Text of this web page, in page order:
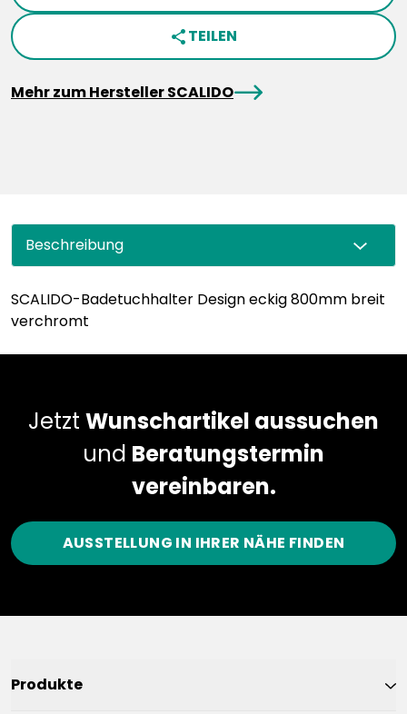
share TEILEN
Mehr zum Hersteller SCALIDOarrowRight
Beschreibung
SCALIDO-Badetuchhalter Design eckig 800mm breit
verchromt
Jetzt Wunschartikel aussuchen
und Beratungstermin
vereinbaren.
AUSSTELLUNG IN IHRER NÄHE FINDEN
Produkte